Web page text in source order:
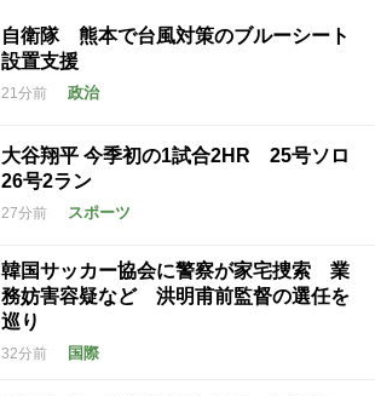
自衛隊 熊本で台風対策のブルーシート
設置支援
21分前 政治
大谷翔平 今季初の1試合2HR 25号ソロ
26号2ラン
27分前 スポーツ
韓国サッカー協会に警察が家宅捜索 業
務妨害容疑など 洪明甫前監督の選任を
巡り
32分前 国際